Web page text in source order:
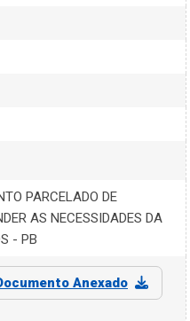
PARCELADO DE
AS NECESSIDADES DA
- PB
Anexado